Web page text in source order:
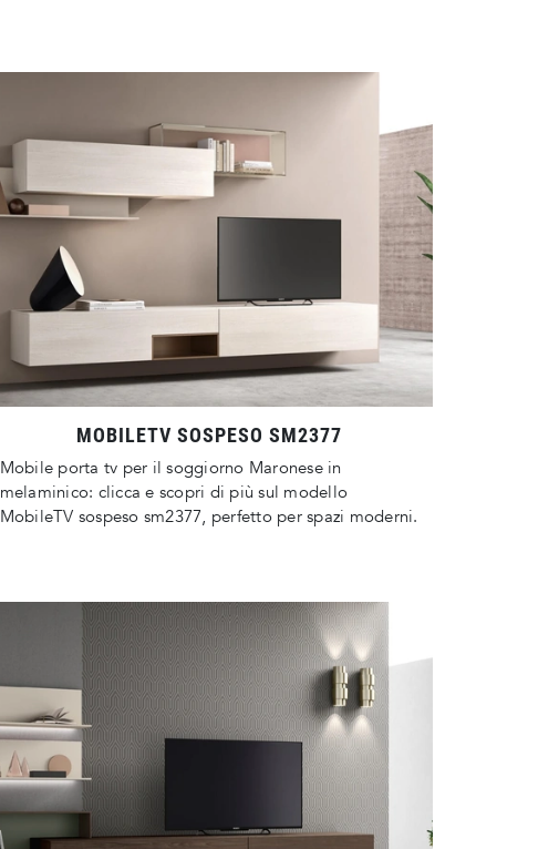
MOBILETV SOSPESO SM2377
Mobile porta tv per il soggiorno Maronese in
melaminico: clicca e scopri di più sul modello
MobileTV sospeso sm2377, perfetto per spazi moderni.